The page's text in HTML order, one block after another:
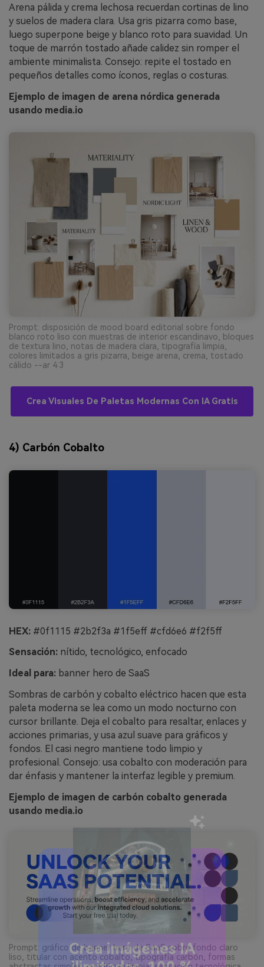
Arena pálida y crema lechosa recuerdan cortinas de lino
y suelos de madera clara. Usa gris pizarra como base,
luego superpone beige y blanco roto para suavidad. Un
toque de marrón tostado añade calidez sin romper el
ambiente minimalista. Consejo: repite el tostado en
pequeños detalles como íconos, reglas o costuras.
Ejemplo de imagen de arena nórdica generada
usando media.io
Prompt: disposición de mood board editorial sobre fondo
blanco roto liso con muestras de interior escandinavo, bloques
de textura lino, notas de madera clara, tipografía limpia,
colores limitados a gris pizarra, beige arena, crema, tostado
cálido --ar 4:3
Crea Visuales De Paletas Modernas Con IA Gratis
4) Carbón Cobalto
HEX: #0f1115 #2b2f3a #1f5eff #cfd6e6 #f2f5ff
Sensación: nítido, tecnológico, enfocado
Ideal para: banner hero de SaaS
Sombras de carbón y cobalto eléctrico hacen que esta
paleta moderna se lea como un modo nocturno con
cursor brillante. Deja el cobalto para resaltar, enlaces y
acciones primarias, y usa azul suave para gráficos y
fondos. El casi negro mantiene todo limpio y
profesional. Consejo: usa cobalto con moderación para
dar énfasis y mantener la interfaz legible y premium.
Ejemplo de imagen de carbón cobalto generada
usando media.io
Prompt: gráfico de banner hero de SaaS sobre fondo claro
liso, titular con acento cobalto, tipografía carbón, formas